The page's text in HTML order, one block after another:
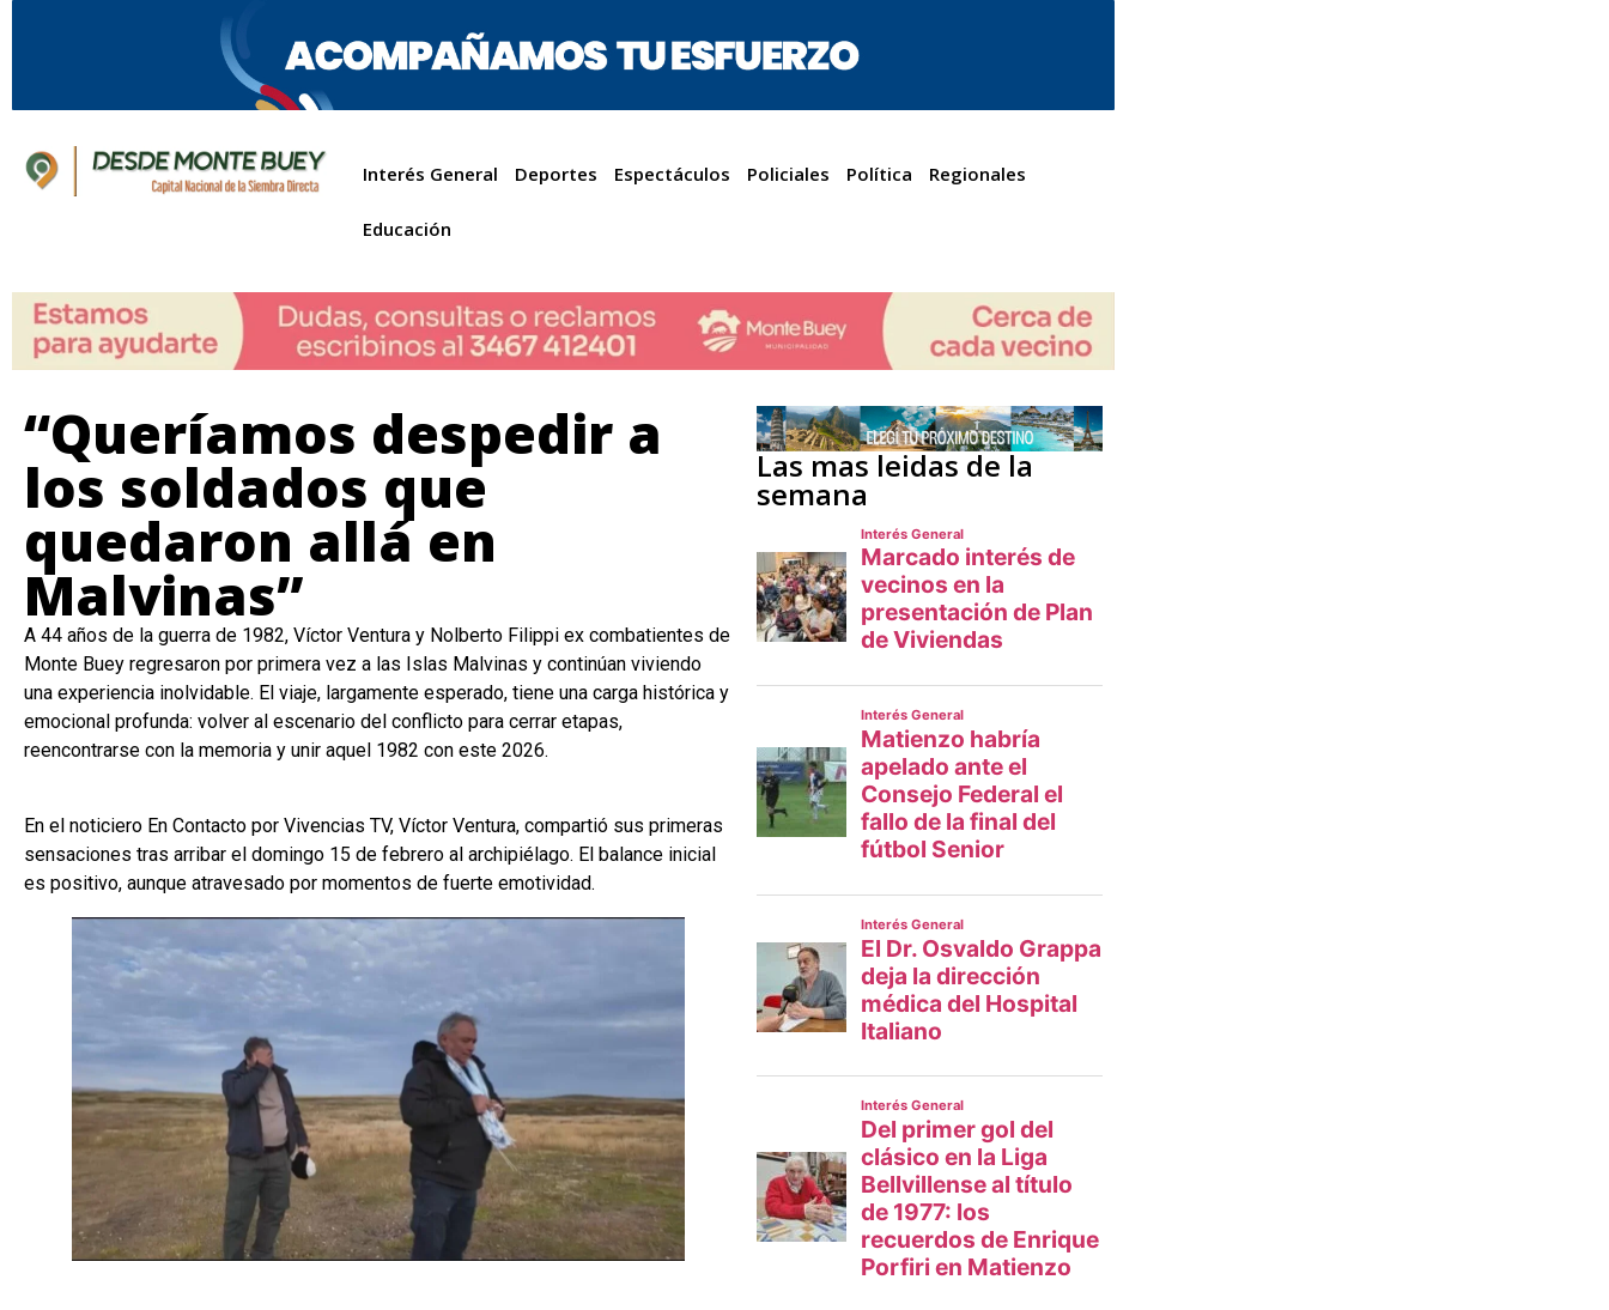
Interés General Deportes Espectáculos Policiales Política Regionales
Educación
“Queríamos despedir a
los soldados que
quedaron allá en
Malvinas”
A 44 años de la guerra de 1982, Víctor Ventura y Nolberto Filippi ex combatientes de
Monte Buey regresaron por primera vez a las Islas Malvinas y continúan viviendo
una experiencia inolvidable. El viaje, largamente esperado, tiene una carga histórica y
emocional profunda: volver al escenario del conflicto para cerrar etapas,
reencontrarse con la memoria y unir aquel 1982 con este 2026.
En el noticiero En Contacto por Vivencias TV, Víctor Ventura, compartió sus primeras
sensaciones tras arribar el domingo 15 de febrero al archipiélago. El balance inicial
es positivo, aunque atravesado por momentos de fuerte emotividad.
Las mas leidas de la
semana